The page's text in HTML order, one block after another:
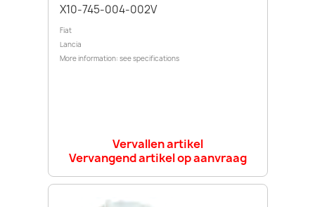
X10-745-004-002V
Fiat
Lancia
More information: see specifications
Vervallen artikel
Vervangend artikel op aanvraag